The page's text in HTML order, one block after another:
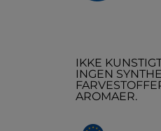
IKKE
INGEN
AROMAER.